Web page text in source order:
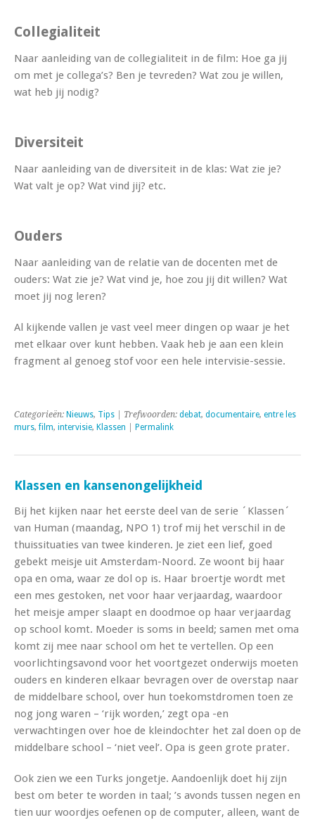
Collegialiteit
Naar aanleiding van de collegialiteit in de film: Hoe ga jij
om met je collega’s? Ben je tevreden? Wat zou je willen,
wat heb jij nodig?
Diversiteit
Naar aanleiding van de diversiteit in de klas: Wat zie je?
Wat valt je op? Wat vind jij? etc.
Ouders
Naar aanleiding van de relatie van de docenten met de
ouders: Wat zie je? Wat vind je, hoe zou jij dit willen? Wat
moet jij nog leren?
Al kijkende vallen je vast veel meer dingen op waar je het
met elkaar over kunt hebben. Vaak heb je aan een klein
fragment al genoeg stof voor een hele intervisie-sessie.
Categorieën: Nieuws, Tips | Trefwoorden: debat, documentaire, entre les
murs,film, intervisie, Klassen Permalink
Klassen en kansenongelijkheid
Bij het kijken naar het eerste deel van de serie ´Klassen´
van Human (maandag, NPO 1) trof mij het verschil in de
thuissituaties van twee kinderen. Je ziet een lief, goed
gebekt meisje uit Amsterdam-Noord. Ze woont bij haar
opa en oma, waar ze dol op is. Haar broertje wordt met
een mes gestoken, net voor haar verjaardag, waardoor
het meisje amper slaapt en doodmoe op haar verjaardag
op school komt. Moeder is soms in beeld; samen met oma
komt zij mee naar school om het te vertellen. Op een
voorlichtingsavond voor het voortgezet onderwijs moeten
ouders en kinderen elkaar bevragen over de overstap naar
de middelbare school, over hun toekomstdromen toen ze
nog jong waren – ‘rijk worden,’ zegt opa -en
verwachtingen over hoe de kleindochter het zal doen op de
middelbare school – ‘niet veel’. Opa is geen grote prater.
Ook zien we een Turks jongetje. Aandoenlijk doet hij zijn
best om beter te worden in taal; ’s avonds tussen negen en
tien uur woordjes oefenen op de computer, alleen, want de